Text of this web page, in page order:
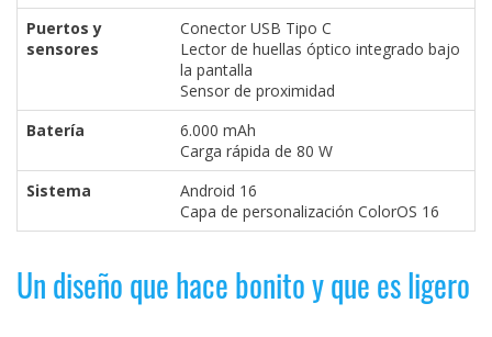
Puertos y
sensores
Conector USB Tipo C
Lector de huellas óptico integrado bajo
la pantalla
Sensor de proximidad
Batería
6.000 mAh
Carga rápida de 80 W
Sistema
Android 16
Capa de personalización ColorOS 16
Un diseño que hace bonito y que es ligero